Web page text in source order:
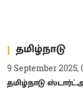
தமிழ்நாடு
9 September 2025,
தமிழ்நாடு